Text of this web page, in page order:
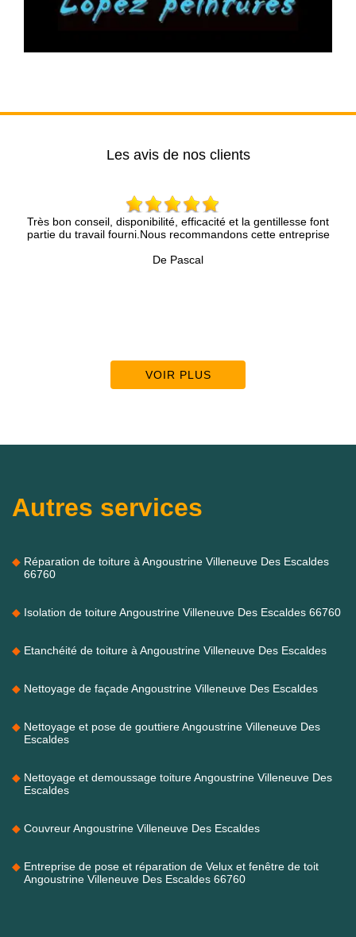
Les avis de nos clients
bon conseil, disponibilité, efficacité et la gentillesse font
du travail fourni.Nous recommandons cette entreprise
De Pascal
Mr
Nous
VOIR PLUS
Autres services
Réparation de toiture à Angoustrine Villeneuve Des Escaldes
66760
Isolation de toiture Angoustrine Villeneuve Des Escaldes 66760
Etanchéité de toiture à Angoustrine Villeneuve Des Escaldes
Nettoyage de façade Angoustrine Villeneuve Des Escaldes
Nettoyage et pose de gouttiere Angoustrine Villeneuve Des
Escaldes
Nettoyage et demoussage toiture Angoustrine Villeneuve Des
Escaldes
Couvreur Angoustrine Villeneuve Des Escaldes
Entreprise de pose et réparation de Velux et fenêtre de toit
Angoustrine Villeneuve Des Escaldes 66760